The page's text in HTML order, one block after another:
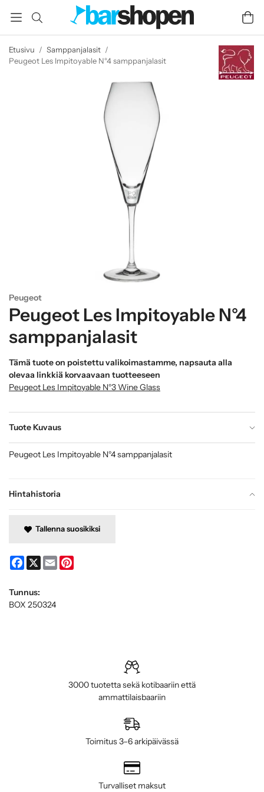
Etusivu / Samppanjalasit /
Peugeot Les Impitoyable N°4 samppanjalasit
Peugeot
Peugeot Les Impitoyable N°4
samppanjalasit
Tämä tuote on poistettu valikoimastamme, napsauta alla
olevaa linkkiä korvaavaan tuotteeseen
Peugeot Les Impitoyable N°3 Wine Glass
Tuote Kuvaus
Hintahistoria
Peugeot Les Impitoyable N°4 samppanjalasit
Tallenna suosikiksi
Facebook
X Email
Tunnus:
BOX 250324
3000 tuotetta sekä kotibaariin että
ammattilaisbaariin
Toimitus 3–6 arkipäivässä
Turvalliset maksut